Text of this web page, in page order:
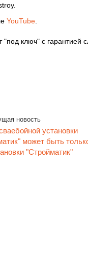
YouTube.
ключ" с гарантией
новость
установки
может быть
"Стройматик"